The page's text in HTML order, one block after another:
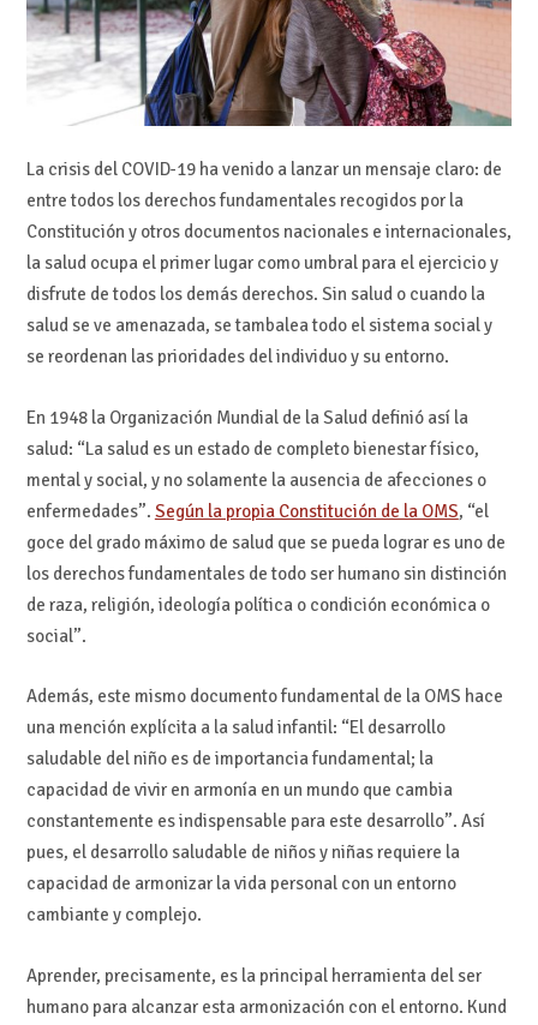
La crisis del COVID-19 ha venido a lanzar un mensaje claro: de
entre todos los derechos fundamentales recogidos por la
Constitución y otros documentos nacionales e internacionales,
la salud ocupa el primer lugar como umbral para el ejercicio y
disfrute de todos los demás derechos. Sin salud o cuando la
salud se ve amenazada, se tambalea todo el sistema social y
se reordenan las prioridades del individuo y su entorno.
En 1948 la Organización Mundial de la Salud definió así la
salud: “La salud es un estado de completo bienestar físico,
mental y social, y no solamente la ausencia de afecciones o
enfermedades”. Según la propia Constitución de la OMS, “el
goce del grado máximo de salud que se pueda lograr es uno de
los derechos fundamentales de todo ser humano sin distinción
de raza, religión, ideología política o condición económica o
social”.
Además, este mismo documento fundamental de la OMS hace
una mención explícita a la salud infantil: “El desarrollo
saludable del niño es de importancia fundamental; la
capacidad de vivir en armonía en un mundo que cambia
constantemente es indispensable para este desarrollo”. Así
pues, el desarrollo saludable de niños y niñas requiere la
capacidad de armonizar la vida personal con un entorno
cambiante y complejo.
Aprender, precisamente, es la principal herramienta del ser
humano para alcanzar esta armonización con el entorno. Kund